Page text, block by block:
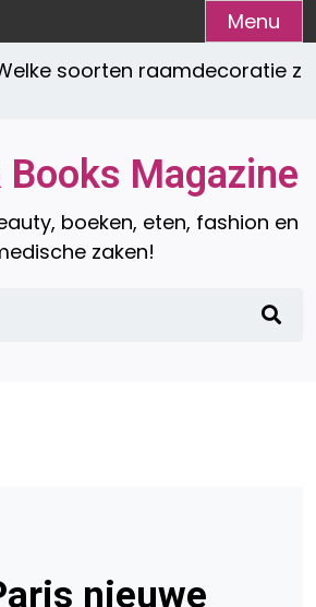
Menu
raamdecoratie zijn
Books Magazine
boeken, eten, fashion en
zaken!
nieuwe